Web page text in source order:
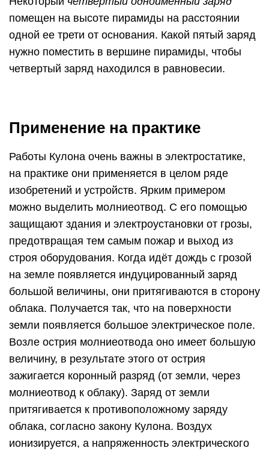
помещен на высоте пирамиды на расстоянии
одной ее трети от основания. Какой пятый заряд
нужно поместить в вершине пирамиды, чтобы
четвертый заряд находился в равновесии.
Применение на практике
Работы Кулона очень важны в электростатике,
на практике они применяется в целом ряде
изобретений и устройств. Ярким примером
можно выделить молниеотвод. С его помощью
защищают здания и электроустановки от грозы,
предотвращая тем самым пожар и выход из
строя оборудования. Когда идёт дождь с грозой
на земле появляется индуцированный заряд
большой величины, они притягиваются в сторону
облака. Получается так, что на поверхности
земли появляется большое электрическое поле.
Возле острия молниеотвода оно имеет большую
величину, в результате этого от острия
зажигается коронный разряд (от земли, через
молниеотвод к облаку). Заряд от земли
притягивается к противоположному заряду
облака, согласно закону Кулона. Воздух
ионизируется, а напряженность электрического